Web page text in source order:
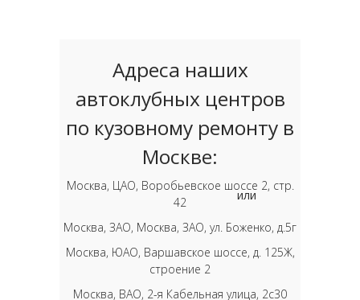
Адреса наших
автоклубных центров
по кузовному ремонту в
Москве:
Москва, ЦАО, Воробьевское шоссе 2, стр.
42
Москва, ЗАО, Москва, ЗАО, ул. Боженко, д.5г
Москва, ЮАО, Варшавское шоссе, д. 125Ж,
строение 2
Москва, ВАО, 2-я Кабельная улица, 2с30
или